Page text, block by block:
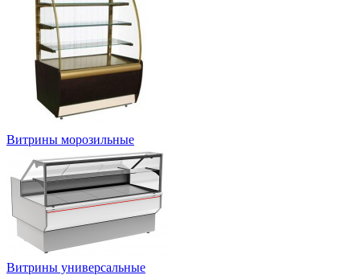
Витрины морозильные
Витрины универсальные